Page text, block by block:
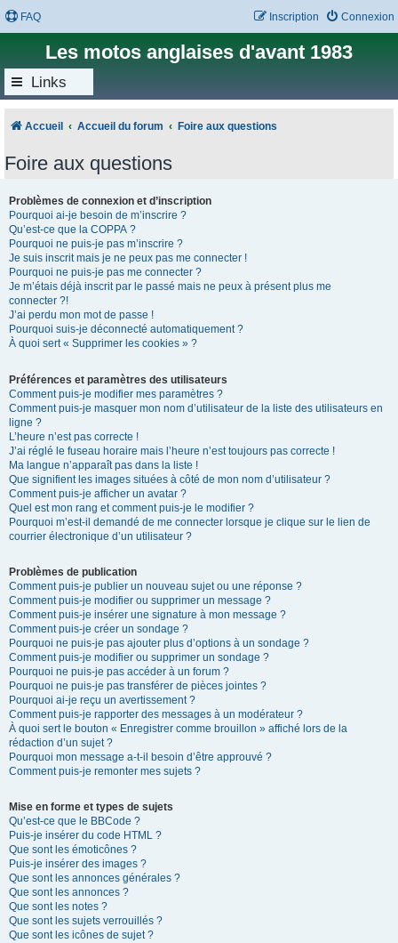
FAQ Connexion
Inscription
Les motos anglaises d'avant 1983
Links
Accueil Accueil du forum Foire aux questions
Foire aux questions
Problèmes de connexion et d’inscription
Pourquoi ai-je besoin de m’inscrire ?
Qu’est-ce que la COPPA ?
Pourquoi ne puis-je pas m’inscrire ?
Je suis inscrit mais je ne peux pas me connecter !
Pourquoi ne puis-je pas me connecter ?
Je m’étais déjà inscrit par le passé mais ne peux à présent plus me
connecter ?!
J’ai perdu mon mot de passe !
Pourquoi suis-je déconnecté automatiquement ?
À quoi sert « Supprimer les cookies » ?
Préférences et paramètres des utilisateurs
Comment puis-je modifier mes paramètres ?
Comment puis-je masquer mon nom d’utilisateur de la liste des utilisateurs en
ligne ?
L’heure n’est pas correcte !
J’ai réglé le fuseau horaire mais l’heure n’est toujours pas correcte !
Ma langue n’apparaît pas dans la liste !
Que signifient les images situées à côté de mon nom d’utilisateur ?
Comment puis-je afficher un avatar ?
Quel est mon rang et comment puis-je le modifier ?
Pourquoi m’est-il demandé de me connecter lorsque je clique sur le lien de
courrier électronique d’un utilisateur ?
Problèmes de publication
Comment puis-je publier un nouveau sujet ou une réponse ?
Comment puis-je modifier ou supprimer un message ?
Comment puis-je insérer une signature à mon message ?
Comment puis-je créer un sondage ?
Pourquoi ne puis-je pas ajouter plus d’options à un sondage ?
Comment puis-je modifier ou supprimer un sondage ?
Pourquoi ne puis-je pas accéder à un forum ?
Pourquoi ne puis-je pas transférer de pièces jointes ?
Pourquoi ai-je reçu un avertissement ?
Comment puis-je rapporter des messages à un modérateur ?
À quoi sert le bouton « Enregistrer comme brouillon » affiché lors de la
rédaction d’un sujet ?
Pourquoi mon message a-t-il besoin d’être approuvé ?
Comment puis-je remonter mes sujets ?
Mise en forme et types de sujets
Qu’est-ce que le BBCode ?
Puis-je insérer du code HTML ?
Que sont les émoticônes ?
Puis-je insérer des images ?
Que sont les annonces générales ?
Que sont les annonces ?
Que sont les notes ?
Que sont les sujets verrouillés ?
Que sont les icônes de sujet ?